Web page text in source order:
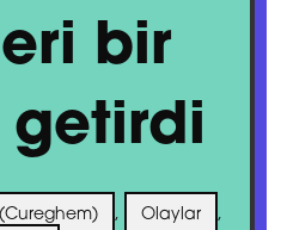
bir
(Cureghem) , Olaylar
,